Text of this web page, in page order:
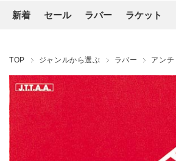
新着 セール ラバー ラケット
TOP ジャンルから選ぶ ラバー アンチ